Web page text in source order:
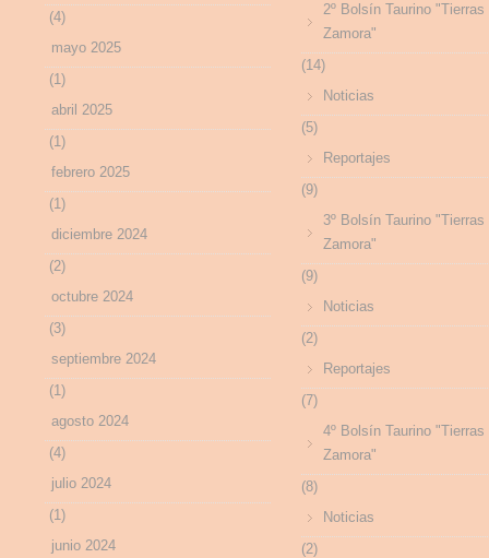
(4)
mayo 2025
(1)
abril 2025
(1)
febrero 2025
(1)
diciembre 2024
(2)
octubre 2024
(3)
septiembre 2024
(1)
agosto 2024
(4)
julio 2024
(1)
junio 2024
2º Bolsín Taurino "Tierras
Zamora"
(14)
Noticias
(5)
Reportajes
(9)
3º Bolsín Taurino "Tierras
Zamora"
(9)
Noticias
(2)
Reportajes
(7)
4º Bolsín Taurino "Tierras
Zamora"
(8)
Noticias
(2)